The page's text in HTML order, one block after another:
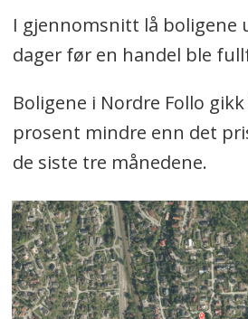
prisutviklingen i
oversikt over andre
Oppsummeringen er
men før saken blir
alltid bli lest gjennom
Tjenesten er et pilot-
fortsatt under
innspill eller
I gjennomsnitt lå boligene
dager før en handel ble
Boligene i Nordre Follo
prosent mindre enn det
de siste tre månedene.